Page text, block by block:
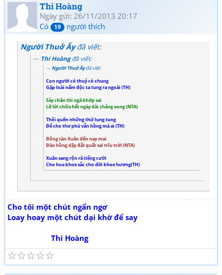
Thi Hoàng
Ngày gửi: 26/11/2013 20:17
Có
19 người thích
Người Thuở Ấyđã viết:
Thi Hoàngđã viết:
Người Thuở Ấyđã viết:
Con người có thuỷ có chung
Gặp loài nấm độc ta tung ra ngoài (TH)
Sảy chân thì ngã khớp sai
Lỡ lời chữa hết ngày dài chẳng xong (NTA)
Thôi quên những thứ lung tung
Để cho thơ phú vẫn hồng má ai (TH)
Đông tàn Xuân đến nay mai
Đào hồng dậy đất quất sai trĩu trời (NTA)
Xuân sang rộn rã tiếng cười
Cho hoa khoe sắc cho đời khoe hương(TH)
Cho tôi một chút ngẩn ngơ
Loay hoay một chút dại khờ để say
Thi Hoàng
☆
☆
☆
☆
☆